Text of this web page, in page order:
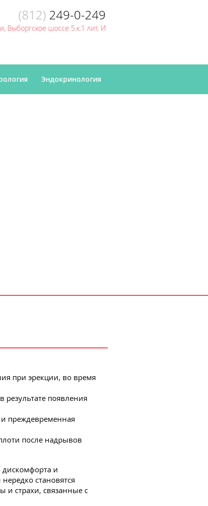
(812) 249-0-249
Выборгское шоссе 5.к.1 лит. И
Эндокринология
при эрекции, во время
появления
преждевременная
после надрывов
дискомфорта и
становятся
и страхи, связанные с